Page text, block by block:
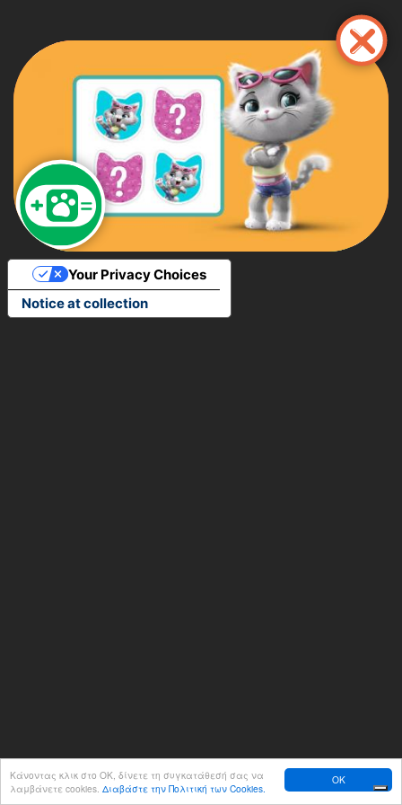
OK
Κάνοντας κλικ στο ΟΚ, δίνετε τη συγκατάθεσή σας να
λαμβάνετε cookies. Διαβάστε την Πολιτική των Cookies.
κυρίως
περιεχόμενο
Notice at collection
Your Privacy Choices